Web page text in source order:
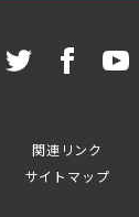
関連リンク
サイトマップ